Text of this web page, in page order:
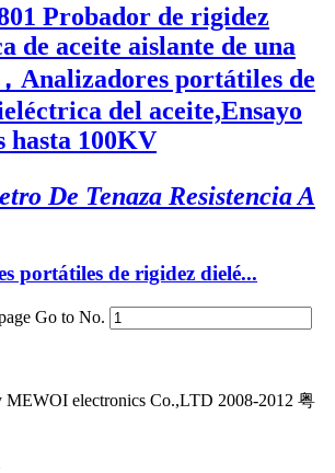
Probador de rigidez
de aceite aislante de una
Analizadores portátiles de
del aceite,Ensayo
hasta 100KV
De Tenaza Resistencia A
portátiles de rigidez dielé...
Go to No.
MEWOI electronics Co.,LTD 2008-2012 粤